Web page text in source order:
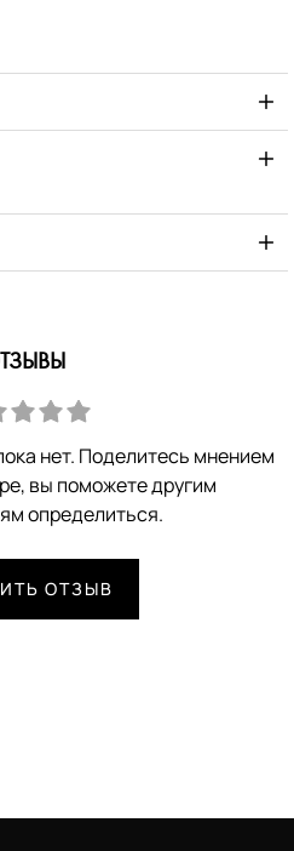
нет. Поделитесь мнением
вы поможете другим
определиться.
ОТЗЫВ